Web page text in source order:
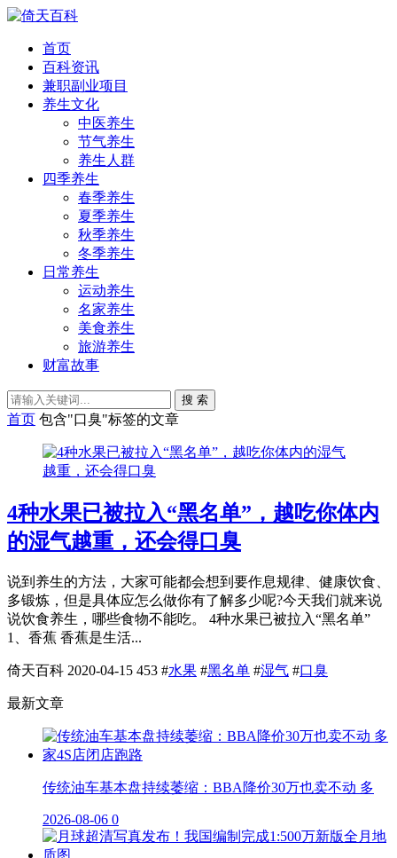
首页
百科资讯
兼职副业项目
养生文化
中医养生
节气养生
养生人群
四季养生
春季养生
夏季养生
秋季养生
冬季养生
日常养生
运动养生
名家养生
美食养生
旅游养生
财富故事
搜 索
首页 包含"口臭"标签的文章
4种水果已被拉入“黑名单”，越吃你体内
的湿气越重，还会得口臭
说到养生的方法，大家可能都会想到要作息规律、健康饮食、
多锻炼，但是具体应怎么做你有了解多少呢?今天我们就来说
说饮食养生，哪些食物不能吃。 4种水果已被拉入“黑名单”
1、香蕉 香蕉是生活...
倚天百科 2020-04-15 453 #水果 #黑名单 #湿气 #口臭
最新文章
传统油车基本盘持续萎缩：BBA降价30万也卖不动 多
2026-08-06 0